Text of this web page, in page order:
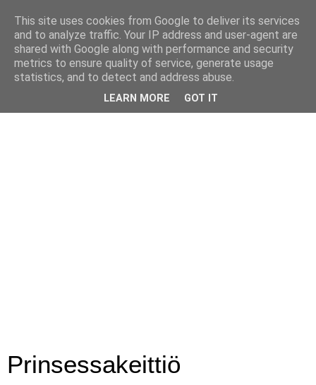
Prinsessakeittiö
This site uses cookies from Google to deliver its services
and to analyze traffic. Your IP address and user-agent are
shared with Google along with performance and security
metrics to ensure quality of service, generate usage
statistics, and to detect and address abuse.
LEARN MORE GOT IT